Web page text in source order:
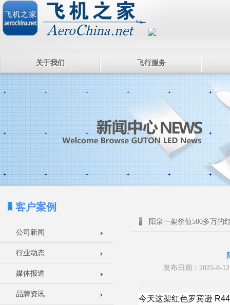
关于我们 飞行服务
客户案例
公司新闻
行业动态
媒体报道
品牌资讯
阳泉一架价值500多万的
发布日期：2025-8-
今天这架红色罗宾逊